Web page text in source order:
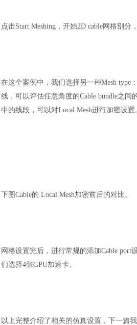
点击Start Meshing，开始2D cable网格剖
在这个案例中，我们选择另一种Mesh type
线，可以评估任意角度的Cable bundle之
中的线段，可以对Local Mesh进行加密设置
下图 Cable的 Local Mesh加密前后的对比。
网格设置完后，进行常规的添加Cable port
们选择4张GPU加速卡。
以上完整介绍了相关的仿真设置，下一篇